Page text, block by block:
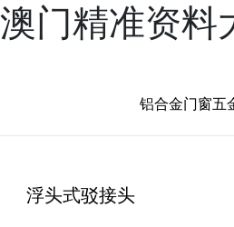
澳门精准资料
铝合金门窗五
浮头式驳接头